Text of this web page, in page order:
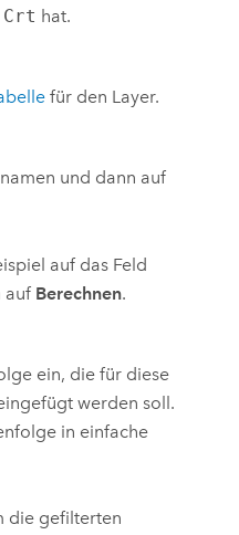
Crt hat.
für den Layer.
und dann auf
auf das Feld
auf Berechnen.
ein, die für diese
werden soll.
in einfache
die gefilterten